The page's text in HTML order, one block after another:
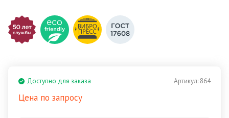
Артикул: 864
Доступно для заказа
Цена по запросу